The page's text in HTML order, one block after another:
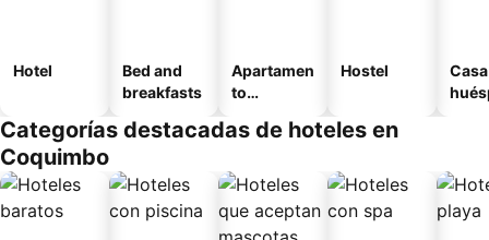
Hotel
Bed and
breakfasts
Apartamen
to
o
Hostel
Categorías destacadas de hoteles en
Coquimbo